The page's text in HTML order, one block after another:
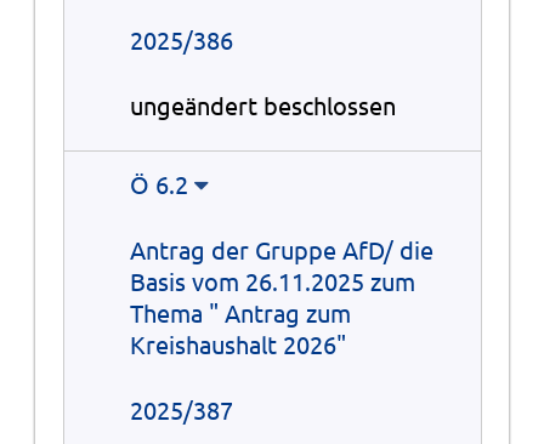
2025/386
ungeändert beschlossen
Ö 6.2
Antrag der Gruppe AfD/ die
Basis vom 26.11.2025 zum
Thema " Antrag zum
Kreishaushalt 2026"
2025/387